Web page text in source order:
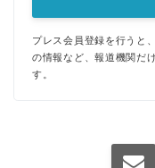
プレス会員登録を行うと
の情報など、報道機関だ
す。